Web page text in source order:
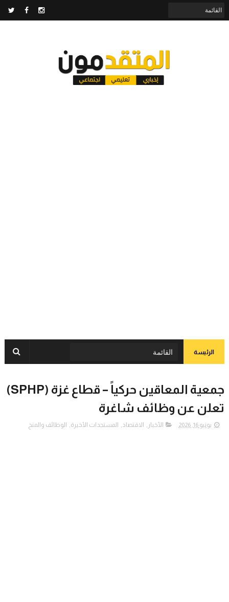
الرئيسة
جمعية المعاقين حركياً – قطاع غزة (SPHP)
تعلن عن وظائف شاغرة
يونيو 16, 2026 الأخبار , الاقتصاد, المستجدات الأخيرة, الوظائف والمنح